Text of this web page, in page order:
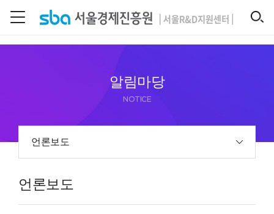
알림마당
NOTICE
언론보도
언론보도